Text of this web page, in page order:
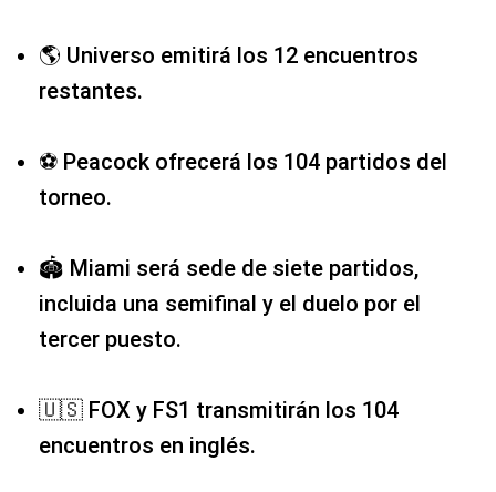
🌎 Universo emitirá los 12 encuentros
restantes.
⚽ Peacock ofrecerá los 104 partidos del
torneo.
🏟️ Miami será sede de siete partidos,
incluida una semifinal y el duelo por el
tercer puesto.
🇺🇸 FOX y FS1 transmitirán los 104
encuentros en inglés.